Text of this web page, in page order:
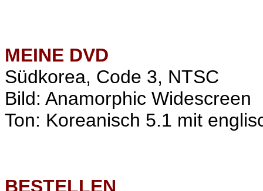
MEINE DVD
Südkorea, Code 3, NTSC
Bild: Anamorphic Widescreen
Ton: Koreanisch 5.1 mit
BESTELLEN